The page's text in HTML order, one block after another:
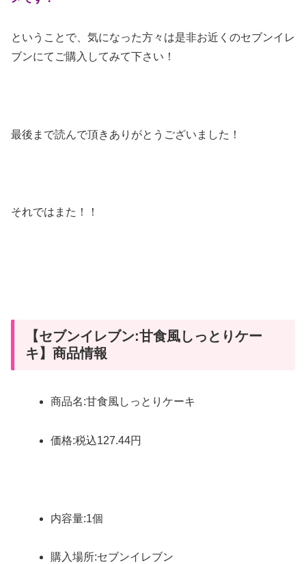
ということで、気になった方々は是非お近くのセブンイレ
ブンにてご購入してみて下さい！
最後まで読んで頂きありがとうございました！
それではまた！！
【セブンイレブン:甘食風しっとりケー
キ】商品情報
商品名:甘食風しっとりケーキ
価格:税込127.44円
内容量:1個
購入場所:セブンイレブン